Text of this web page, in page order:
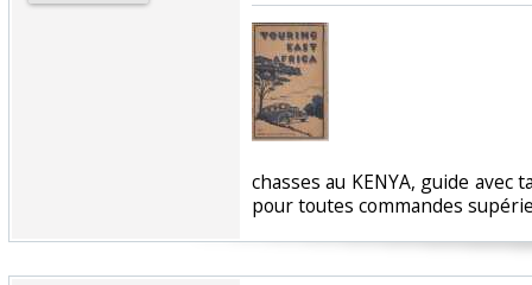
‎chasses au KENYA, guide avec
pour toutes commandes